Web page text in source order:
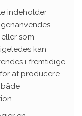
indeholder
som
kan
i fremtidige
at producere